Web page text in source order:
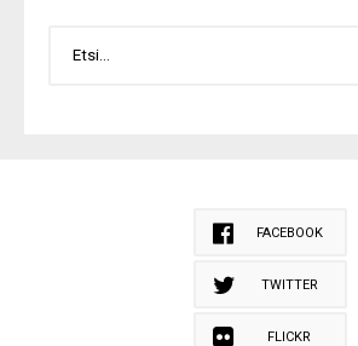
FACEBOOK
TWITTER
FLICKR